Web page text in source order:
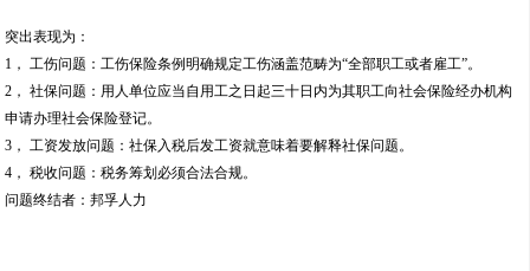
突出表现为：
1， 工伤问题：工伤保险条例明确规定工伤涵盖范畴为“全部职工或者雇工”。
2， 社保问题：用人单位应当自用工之日起三十日内为其职工向社会保险经办机构
申请办理社会保险登记。
3， 工资发放问题：社保入税后发工资就意味着要解释社保问题。
4， 税收问题：税务筹划必须合法合规。
问题终结者：邦孚人力